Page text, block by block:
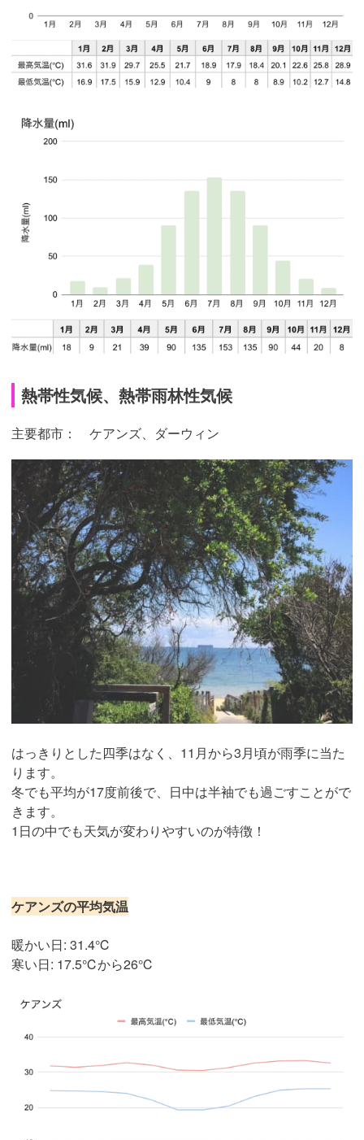
熱帯性気候、熱帯雨林性気候
主要都市： ケアンズ、ダーウィン
はっきりとした四季はなく、11月から3月頃が雨季に当た
ります。
冬でも平均が17度前後で、日中は半袖でも過ごすことがで
きます。
1日の中でも天気が変わりやすいのが特徴！
ケアンズの平均気温
暖かい日: 31.4℃
寒い日: 17.5℃から26℃